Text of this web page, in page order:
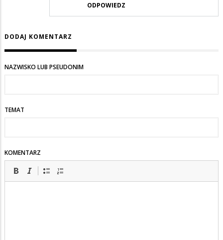
ODPOWIEDZ
DODAJ KOMENTARZ
NAZWISKO LUB PSEUDONIM
TEMAT
KOMENTARZ